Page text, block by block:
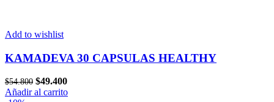
Add to wishlist
KAMADEVA 30 CAPSULAS HEALTHY
$54.800 El
precio
$49.400El
precio
Añadir al carrito